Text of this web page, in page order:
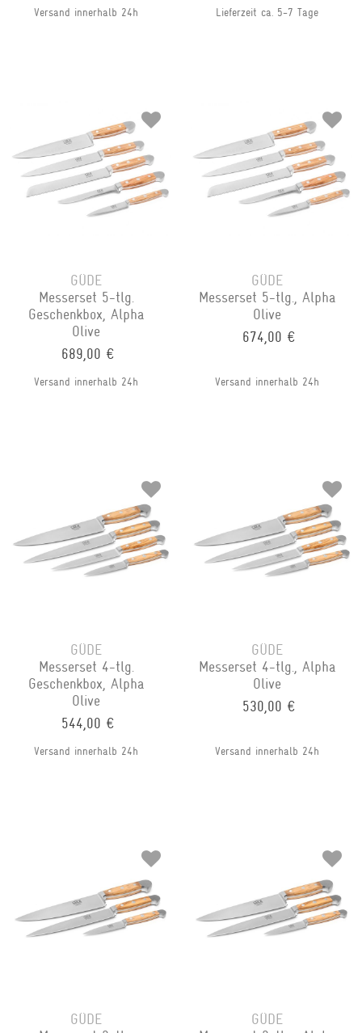
Versand innerhalb 24h Lieferzeit ca. 5-7 Tage
GÜDE
Messerset 5-tlg.
Geschenkbox, Alpha
Olive
689,00 €
Versand innerhalb 24h
GÜDE
Messerset 5-tlg., Alpha
Olive
674,00 €
Versand innerhalb 24h
GÜDE
Messerset 4-tlg.
Geschenkbox, Alpha
Olive
544,00 €
Versand innerhalb 24h
GÜDE
Messerset 4-tlg., Alpha
Olive
530,00 €
Versand innerhalb 24h
GÜDE
GÜDE